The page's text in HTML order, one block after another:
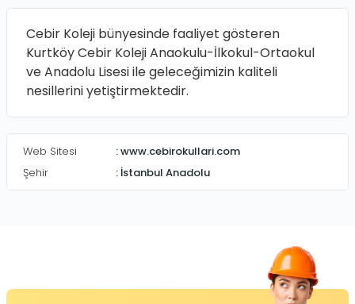
Cebir Koleji bünyesinde faaliyet gösteren
Kurtköy Cebir Koleji Anaokulu-İlkokul-Ortaokul
ve Anadolu Lisesi ile geleceğimizin kaliteli
nesillerini yetiştirmektedir.
Web Sitesi :www.cebirokullari.com
Şehir
: İstanbul Anadolu